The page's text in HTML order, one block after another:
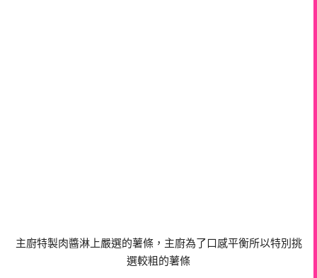
主廚特製肉醬淋上嚴選的薯條，主廚為了口感平衡所以特別挑
選較粗的薯條